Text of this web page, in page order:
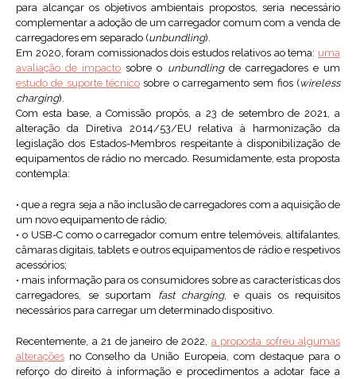
para alcançar os objetivos ambientais propostos, seria necessário
complementar a adoção de um carregador comum com a venda de
carregadores em separado (unbundling).
Em 2020, foram comissionados dois estudos relativos ao tema: uma
avaliação de impacto sobre o unbundling de carregadores e um
estudo de suporte técnico sobre o carregamento sem fios (wireless
charging).
Com esta base, a Comissão propôs, a 23 de setembro de 2021, a
alteração da Diretiva 2014/53/EU relativa à harmonização da
legislação dos Estados-Membros respeitante à disponibilização de
equipamentos de rádio no mercado. Resumidamente, esta proposta
contempla:
•que a regra seja a não inclusão de carregadores com a aquisição de
um novo equipamento de rádio;
• o USB-C como o carregador comum entre telemóveis, altifalantes,
câmaras digitais, tablets e outros equipamentos de rádio e respetivos
acessórios;
• mais informação para os consumidores sobre as características dos
carregadores, se suportam fast charging, e quais os requisitos
necessários para carregar um determinado dispositivo.
Recentemente, a 21 de janeiro de 2022, a proposta sofreu algumas
alterações no Conselho da União Europeia, com destaque para o
reforço do direito à informação e procedimentos a adotar face a